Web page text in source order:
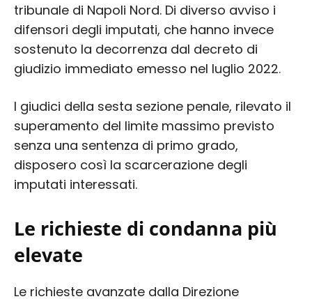
tribunale di Napoli Nord. Di diverso avviso i
difensori degli imputati, che hanno invece
sostenuto la decorrenza dal decreto di
giudizio immediato emesso nel luglio 2022.
I giudici della sesta sezione penale, rilevato il
superamento del limite massimo previsto
senza una sentenza di primo grado,
disposero così la scarcerazione degli
imputati interessati.
Le richieste di condanna più
elevate
Le richieste avanzate dalla Direzione